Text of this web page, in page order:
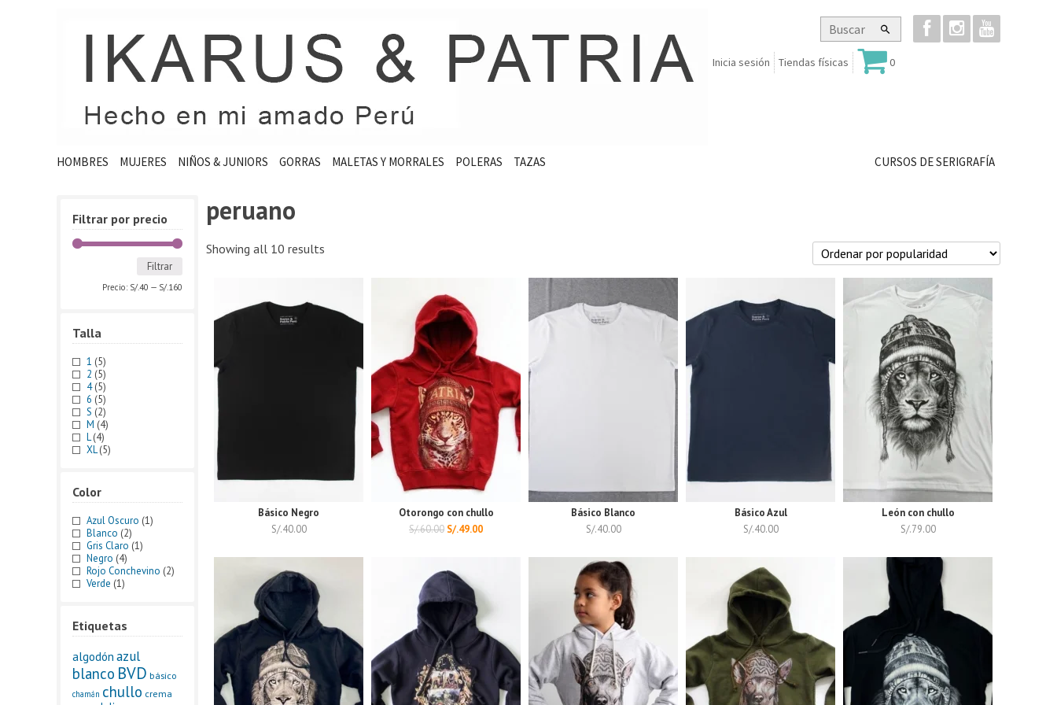
Inicia sesión Tiendas físicas 0
HOMBRES MUJERES NIÑOS & JUNIORS GORRAS MALETAS Y MORRALES POLERAS TAZAS CURSOS DE SERIGRAFÍA
Filtrar por precio
Filtrar
Precio: S/.40 — S/.160
Talla
1 (5)
2 (5)
4 (5)
6 (5)
S (2)
M (4)
L (4)
XL (5)
Color
Azul Oscuro (1)
Blanco (2)
Gris Claro (1)
Negro (4)
Rojo Conchevino (2)
Verde (1)
Etiquetas
algodón azul
blanco BVD básico
chamán chullo crema
peruano
Showing all 10 results
Básico Negro
S/.40.00
Otorongo con chullo
S/.60.00 S/.49.00
Básico Blanco
S/.40.00
Básico Azul
S/.40.00
León con chullo
S/.79.00